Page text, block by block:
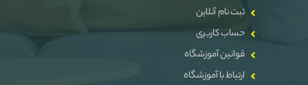
ثبت نام آنلاین
حساب کاربری
قوانین آموزشگاه
ارتباط با آموزشگاه